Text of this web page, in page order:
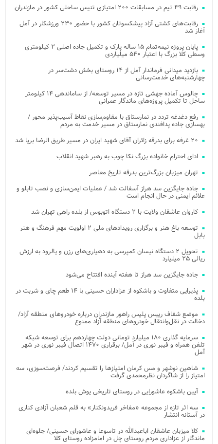
رقابت ۴۹ تیم در مسابقات ۲۰۰ امتیازی تنیس ساحلی کشور در مازندران
رقابت‌های کشتی آزاد پیشکسوتان کشور با حضور ۲۳۰ ورزشکار در آمل
آغاز شد
پایان پروژه نیمه‌تمام ۱۵ ساله پارک و تکمیل جاده اصلی ۲ کیلومتری
وسطی کلا بزرگ با اعتبار ۵۴۰ میلیاردی
بازدید میدانی فرماندار آمل از ۱۴ روستای بخش دشت‌سر در
چهارشنبه‌های خدمت‌رسانی
چالوس آماده جهشی تازه در مسیر توسعه/ از ساماندهی ۱۴ کیلومتر
ساحل تا تکمیل پروژه‌های ماندگار عمرانی
رفع دغدغه تردد در نمارستاق با مقاوم‌سازی نقاط آسیب‌پذیر محور /
بهسازی جاده پدافندی نمارستاق در مسیر خدمت به مردم
۲۰ غرفه برای بدرقه زائران آقای شهید ایران در مسیر طریق الرضا برپا شد
ادای احترام خانواده بزرگ نکا چوب به رهبر شهید انقلاب
تهران میزبان بزرگ‌ترین بدرقه تاریخ معاصر
جاده جایگزین سد هراز آسفالت شد / عملیات ایمن‌سازی و نصب تابلو و
علائم ایمنی در حال انجام است
کاروان عاشقان ولایت با ۲ دستگاه اتوبوس از بلده راهی تهران شد
توسعه باغ هنر و برگزاری رویدادهای ملی ۲ اولویت مهم فرهنگ و هنر
بابل
تحویل ۲ دستگاه نیسان کمپرسی به دهیاری‌های رزن و یالرود به ارزش
ریالی ۲۵ میلیارد
جاده جایگزین سد هراز تا هفته آینده افتتاح می‌شود
پذیرایی متفاوت و باشکوه از عزاداران حسینی با ۱۴ طعم چای و شربت در
بلده
موضع شفاف رییس پلیس راهور مازندران درباره خودروهای منطقه آزاد/
دخالت در نقل‌وانتقال خودروهای منطقه آزاد ممنوع
سرمایه گذاری ۱۸۰ میلیارد تومانی دولت چهاردهم برای توسعه شبکه
تلفن همراه و فیبر نوری در آمل/ برقراری ۱۴۷۰ اتصال فیبر نوری در شهر
آمل
شاهین نوشهر و مس کرمان امتیازها را تقسیم کردند/ فرصت‌سوزی، سه
امتیاز را از شاگردان نظرمحمدی گرفت
آیین باشکوه عاشورایی در روستای تاریخی یوش بلده
سه اثر تازه از مجموعه «مفاخر فریدونکنار» به قلم شعبان آزادی کناری
در آستانه انتشار
کلا میزبان عاشقان اباعبدالله در تاسوعا و عاشورای حسینی/ جلوه‌ای
ماندگار از عزاداری مردم روستای چل در امامزاده روستای کلا